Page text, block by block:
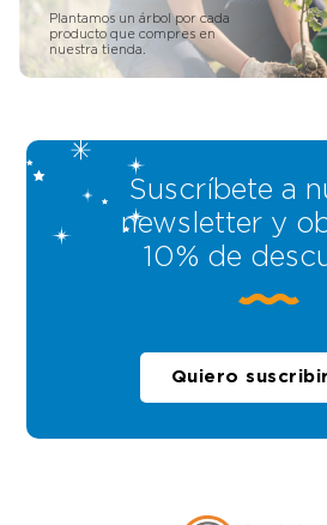
Plantamos un árbol por cada
producto que compres en
nuestra tienda.
Suscríbete a
newsletter y
10% de
Quiero